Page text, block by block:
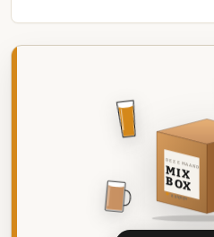
DEZE MAAND
MIX
BOX
8 BIEREN